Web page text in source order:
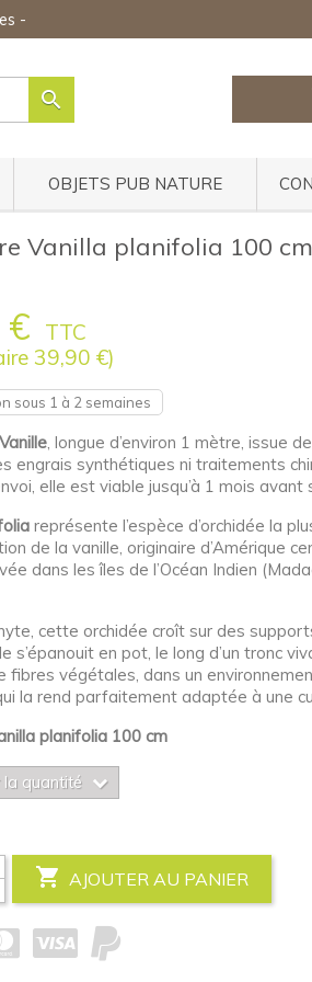
-

OBJETS PUB NATURE
Vanilla planifolia 100
€
TTC
39,90 €)
sous 1 à 2 semaines
, longue d’environ 1 mètre, issue
engrais synthétiques ni traitements
elle est viable jusqu’à 1 mois avant
représente l’espèce d’orchidée la
de la vanille, originaire d’Amérique
dans les îles de l’Océan Indien
cette orchidée croît sur des
s’épanouit en pot, le long d’un tronc
fibres végétales, dans un
la rend parfaitement adaptée à une
planifolia 100 cm
la quantité
 AJOUTER AU PANIER